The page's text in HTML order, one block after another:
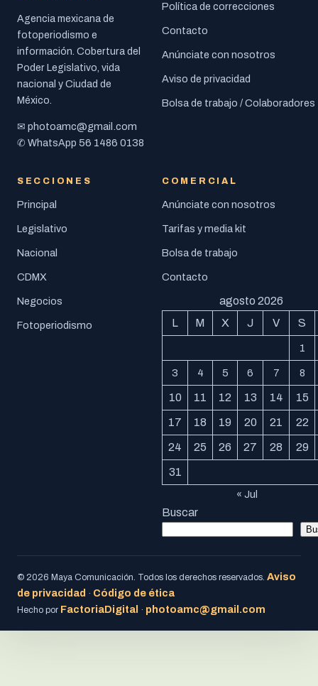
Agencia mexicana de
fotoperiodismo e
información. Cobertura del
Poder Legislativo, vida
nacional y Ciudad de
México.
✉ photoamc@gmail.com
✆ WhatsApp 56 1486 0138
Política de correcciones
Contacto
Anúnciate con nosotros
Aviso de privacidad
Bolsa de trabajo / Colaboradores
SECCIONES
Principal
Legislativo
Nacional
CDMX
Negocios
Fotoperiodismo
COMERCIAL
Anúnciate con nosotros
Tarifas y media kit
Bolsa de trabajo
Contacto
agosto 2026
L
M X J V S
1
3 4 5 6 7 8
10 11 12 13 14 15
17 18 19 20 21 22
24 25 26 27 28 29
31
« Jul
Buscar
© 2026 Maya Comunicación. Todos los derechos reservados. Aviso
de privacidad · Código de ética
Hecho por FactoriaDigital · photoamc@gmail.com